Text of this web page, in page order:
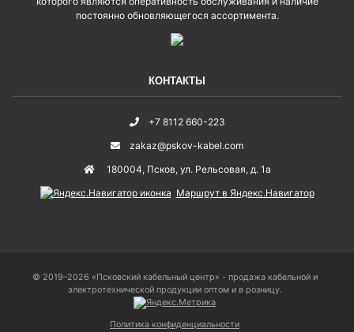
постоянно обновляющегося ассортимента.
КОНТАКТЫ
+7 8112 660-223
zakaz@pskov-kabel.com
180004, Псков, ул. Рельсовая, д. 1а
Маршрут в Яндекс.Навигатор
© 2019–2026 «Псковский кабельный центр» - продажа кабельной и
электротехнической продукции оптом и в розницу.
Политика конфиденциальности